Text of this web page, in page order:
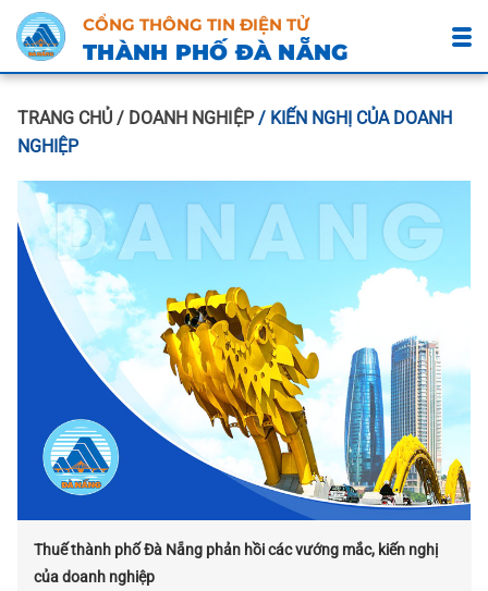
CỔNG THÔNG TIN ĐIỆN TỬ
THÀNH PHỐ ĐÀ NẴNG
TRANG CHỦ / DOANH NGHIỆP/ KIẾN NGHỊ CỦA DOANH
NGHIỆP
Thuế thành phố Đà Nẵng phản hồi các vướng mắc, kiến nghị
của doanh nghiệp